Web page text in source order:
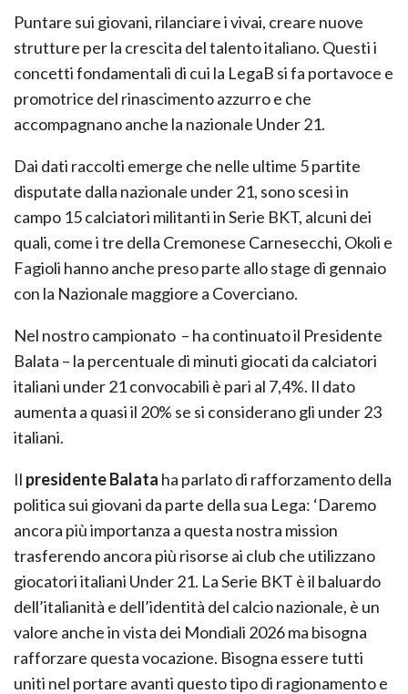
Puntare sui giovani, rilanciare i vivai, creare nuove
strutture per la crescita del talento italiano. Questi i
concetti fondamentali di cui la LegaB si fa portavoce e
promotrice del rinascimento azzurro e che
accompagnano anche la nazionale Under 21.
Dai dati raccolti emerge che nelle ultime 5 partite
disputate dalla nazionale under 21, sono scesi in
campo 15 calciatori militanti in Serie BKT, alcuni dei
quali, come i tre della Cremonese Carnesecchi, Okoli e
Fagioli hanno anche preso parte allo stage di gennaio
con la Nazionale maggiore a Coverciano.
Nel nostro campionato – ha continuato il Presidente
Balata – la percentuale di minuti giocati da calciatori
italiani under 21 convocabili è pari al 7,4%. Il dato
aumenta a quasi il 20% se si considerano gli under 23
italiani.
Il presidente Balata ha parlato di rafforzamento della
politica sui giovani da parte della sua Lega: ‘Daremo
ancora più importanza a questa nostra mission
trasferendo ancora più risorse ai club che utilizzano
giocatori italiani Under 21. La Serie BKT è il baluardo
dell’italianità e dell’identità del calcio nazionale, è un
valore anche in vista dei Mondiali 2026 ma bisogna
rafforzare questa vocazione. Bisogna essere tutti
uniti nel portare avanti questo tipo di ragionamento e